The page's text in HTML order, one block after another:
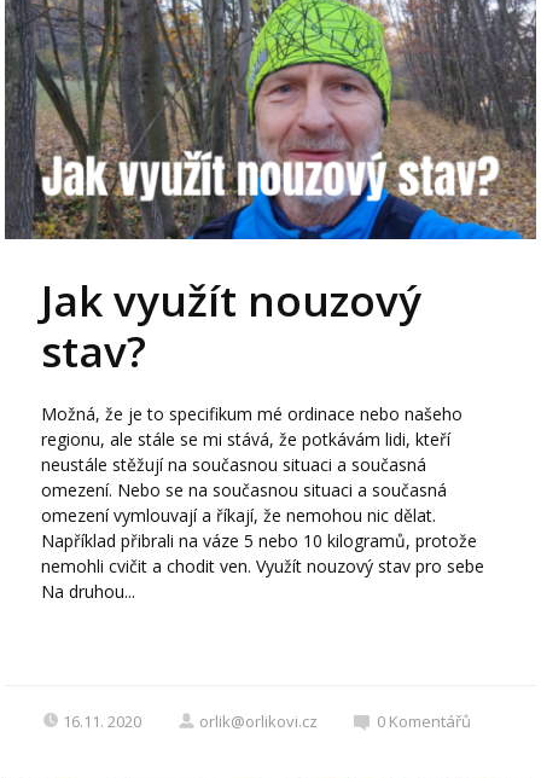
Jak využít nouzový
stav?
Možná, že je to specifikum mé ordinace nebo našeho
regionu, ale stále se mi stává, že potkávám lidi, kteří
neustále stěžují na současnou situaci a současná
omezení. Nebo se na současnou situaci a současná
omezení vymlouvají a říkají, že nemohou nic dělat.
Například přibrali na váze 5 nebo 10 kilogramů, protože
nemohli cvičit a chodit ven. Využít nouzový stav pro sebe
Na druhou...
16.11. 2020 orlik@orlikovi.cz 0 Komentářů